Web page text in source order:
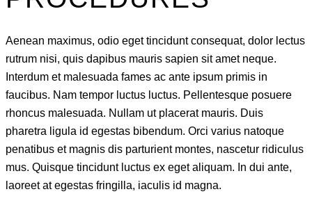
Aenean maximus, odio eget tincidunt consequat, dolor lectus
rutrum nisi, quis dapibus mauris sapien sit amet neque.
Interdum et malesuada fames ac ante ipsum primis in
faucibus. Nam tempor luctus luctus. Pellentesque posuere
rhoncus malesuada. Nullam ut placerat mauris. Duis
pharetra ligula id egestas bibendum. Orci varius natoque
penatibus et magnis dis parturient montes, nascetur ridiculus
mus. Quisque tincidunt luctus ex eget aliquam. In dui ante,
laoreet at egestas fringilla, iaculis id magna.